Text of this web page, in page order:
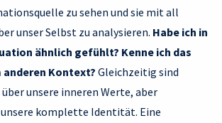
zu sehen und sie mit all
unser Selbst zu analysieren. Habe ich in
ähnlich gefühlt? Kenne ich das
anderen Kontext? Gleichzeitig sind
unsere inneren Werte, aber
komplette Identität. Eine